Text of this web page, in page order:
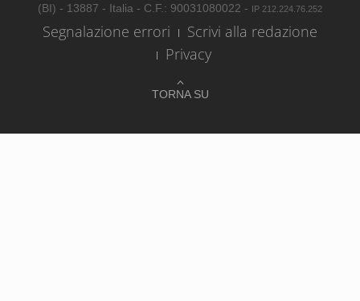
TORNA SU
(BI) - 13887 - Italia - C.F.: 90031080022 - IP 212.224.76.252
Segnalazione errori
Scrivi alla redazione
Privacy